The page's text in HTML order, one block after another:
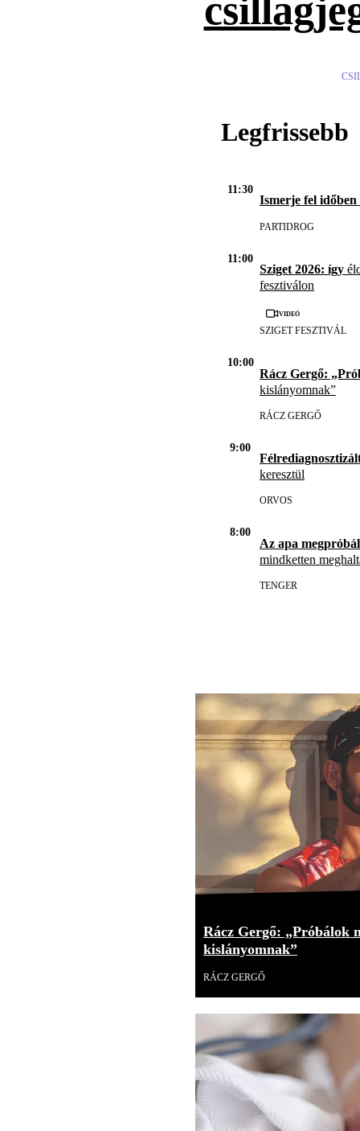
Legfrissebb
11:30
Ismerje fel időben
PARTIDROG
11:00
Sziget 2026: így
fesztiválon
Videó
SZIGET FESZTIVÁL
10:00
Rácz Gergő:
kislányomnak”
RÁCZ GERGŐ
9:00
keresztül
ORVOS
8:00
Az apa
mindketten
TENGER
Rácz Gergő: „Próbálok
kislányomnak”
RÁCZ GERGŐ